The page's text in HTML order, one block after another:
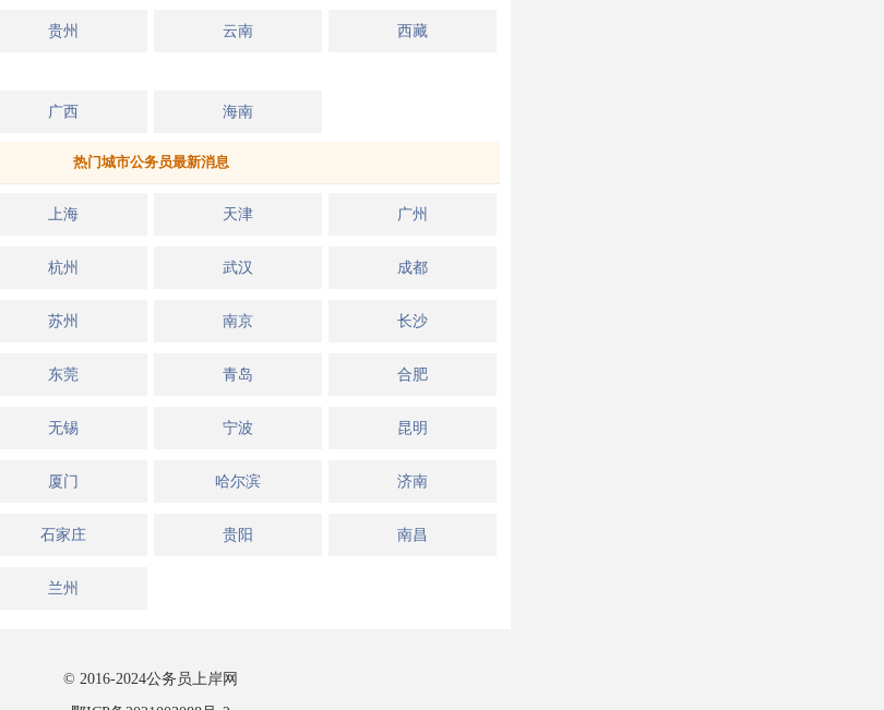
贵州 云南 西藏
广西 海南
热门城市公务员最新消息
上海 天津 广州
杭州 武汉 成都
苏州 南京 长沙
东莞 青岛 合肥
无锡 宁波 昆明
厦门 哈尔滨 济南
石家庄 贵阳 南昌
兰州
© 2016-2024公务员上岸网